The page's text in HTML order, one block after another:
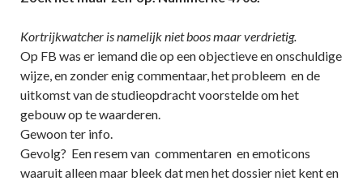
Kortrijkwatcher is namelijk niet boos maar verdrietig.
Op FB was er iemand die op een objectieve en onschuldige
wijze, en zonder enig commentaar, het probleem en de
uitkomst van de studieopdracht voorstelde om het
gebouw op te waarderen.
Gewoon ter info.
Gevolg? Een resem van commentaren en emoticons
waaruit alleen maar bleek dat men het dossier niet kent en